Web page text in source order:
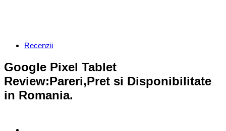
Categories
Recenzii
Google Pixel Tablet
Review:Pareri,Pret si Disponibilitate
in Romania.